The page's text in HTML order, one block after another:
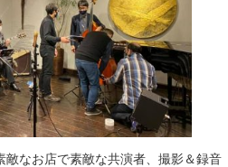
敵なお店で素敵な共演者、撮影＆録音